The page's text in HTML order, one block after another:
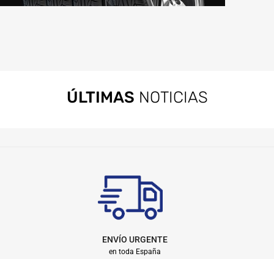
ÚLTIMAS NOTICIAS
ENVÍO URGENTE
en toda España